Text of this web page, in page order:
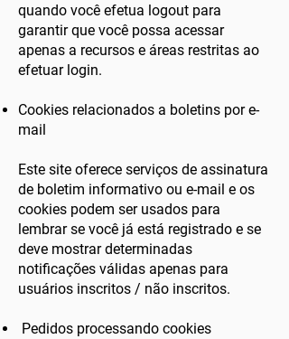
quando você efetua logout para
garantir que você possa acessar
apenas a recursos e áreas restritas ao
efetuar login.
Cookies relacionados a boletins por e-
mail
Este site oferece serviços de assinatura
de boletim informativo ou e-mail e os
cookies podem ser usados ​​para
lembrar se você já está registrado e se
deve mostrar determinadas
notificações válidas apenas para
usuários inscritos / não inscritos.
Pedidos processando cookies